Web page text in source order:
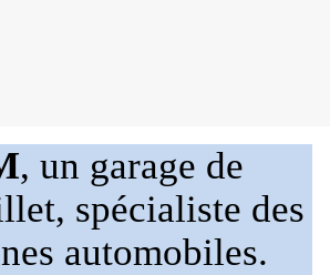
, un garage de
spécialiste des
automobiles.